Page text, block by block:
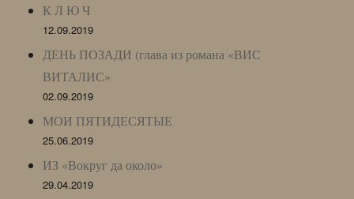
К Л Ю Ч
12.09.2019
ДЕНЬ ПОЗАДИ (глава из романа «ВИС
ВИТАЛИС»
02.09.2019
МОИ ПЯТИДЕСЯТЫЕ
25.06.2019
ИЗ «Вокруг да около»
29.04.2019